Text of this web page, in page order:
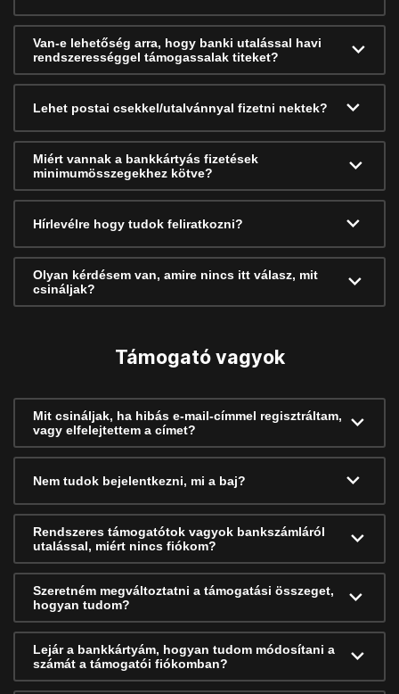
Van-e lehetőség arra, hogy banki utalással havi
rendszerességgel támogassalak titeket?
Lehet postai csekkel/utalvánnyal fizetni nektek?
Miért vannak a bankkártyás fizetések
minimumösszegekhez kötve?
Hírlevélre hogy tudok feliratkozni?
Olyan kérdésem van, amire nincs itt válasz, mit
csináljak?
Támogató vagyok
Mit csináljak, ha hibás e-mail-címmel regisztráltam,
vagy elfelejtettem a címet?
Nem tudok bejelentkezni, mi a baj?
Rendszeres támogatótok vagyok bankszámláról
utalással, miért nincs fiókom?
Szeretném megváltoztatni a támogatási összeget,
hogyan tudom?
Lejár a bankkártyám, hogyan tudom módosítani a
számát a támogatói fiókomban?